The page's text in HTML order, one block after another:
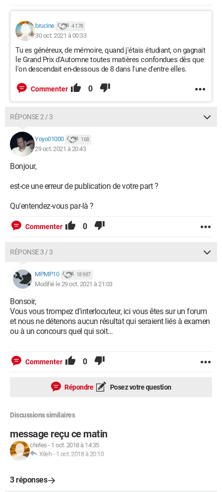
brucine 4 178
30 oct. 2021 à 00:33
Tu es généreux, de mémoire, quand j'étais étudiant, on gagnait
le Grand Prix d'Automne toutes matières confondues dès que
l'on descendait en-dessous de 8 dans l'une d'entre elles.
Commenter 0
RÉPONSE 2 / 3
Yoyo01000 168
29 oct. 2021 à 20:43
Bonjour,
est-ce une erreur de publication de votre part ?
Qu'entendez-vous par-là ?
Commenter 0
RÉPONSE 3 / 3
MPMP10 18 987
Modifié le 29 oct. 2021 à 21:03
Bonsoir,
Vous vous trompez d'interlocuteur, ici vous êtes sur un forum
et nous ne détenons aucun résultat qui seraient liés à examen
ou à un concours quel qui soit...
Commenter 0
Répondre Posez votre question
Discussions similaires
message reçu ce matin
chirles - 1 oct. 2018 à 14:35
Xileh- 1 oct. 2018 à 20:10
3 réponses